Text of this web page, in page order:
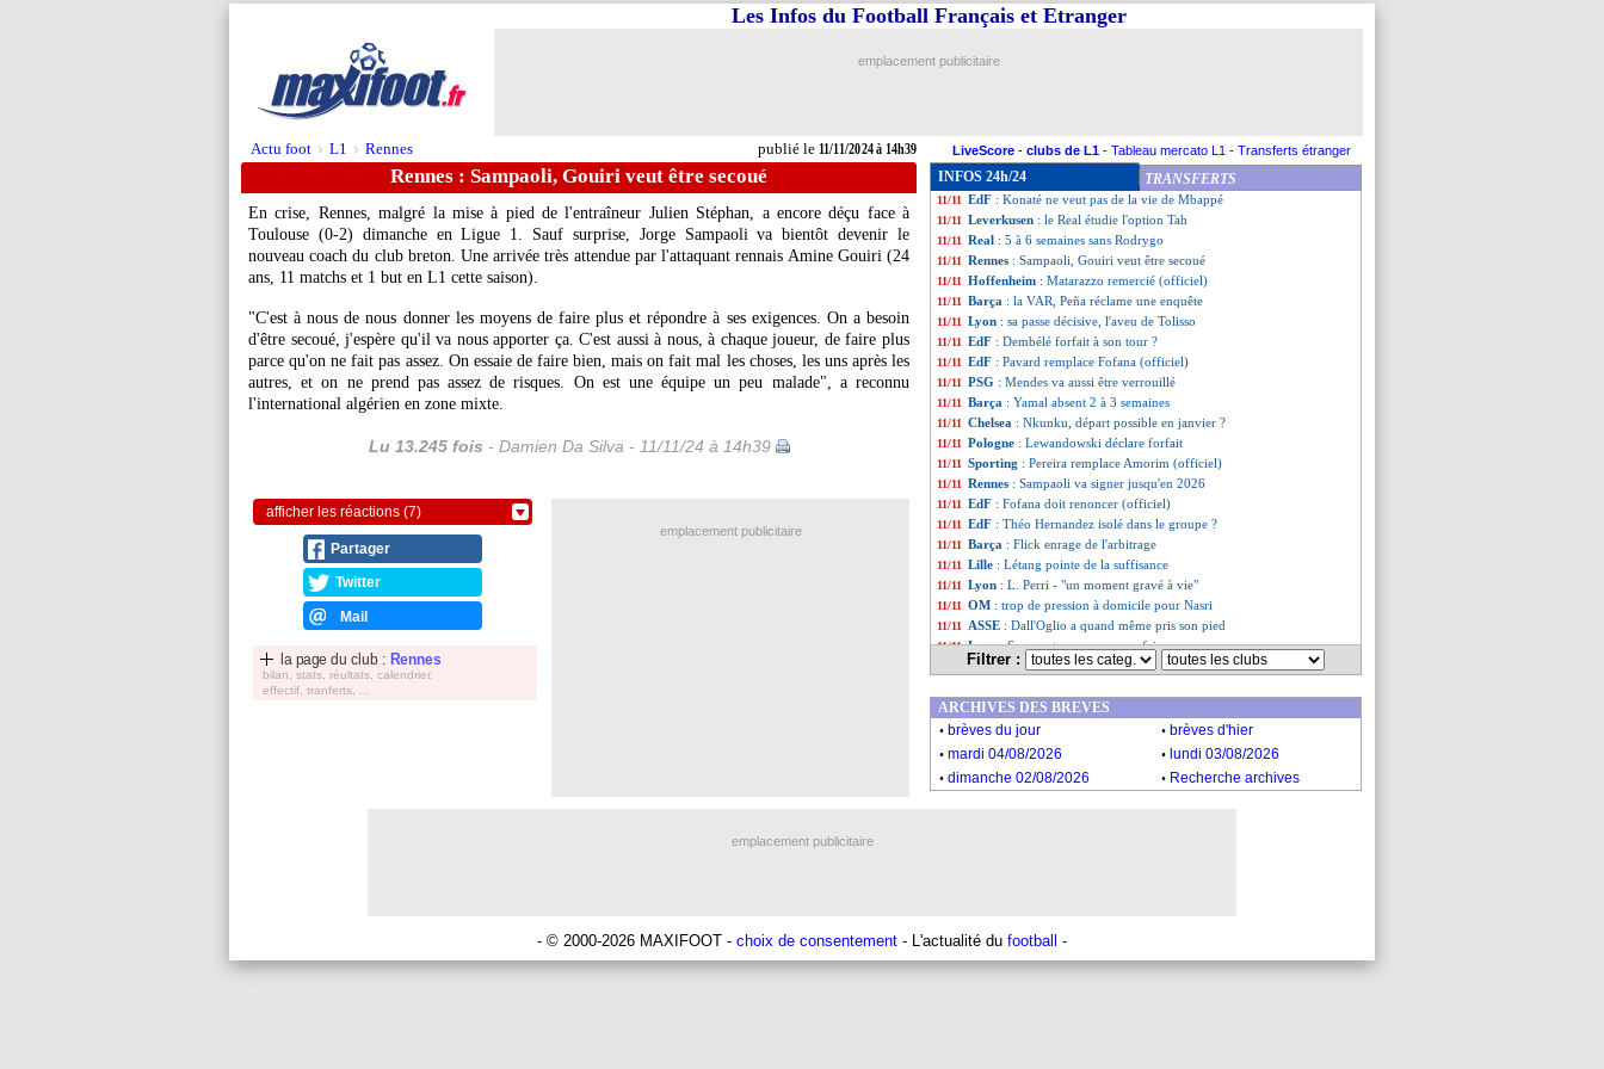
Actu foot > L1 > Rennes publié le 11/11/2024 à 14h39
Les Infos du Football Français et Etranger
emplacement publicitaire
LiveScore - clubs de L1 - Tableau mercato L1 - Transferts étranger
Rennes : Sampaoli, Gouiri veut être secoué
En crise, Rennes, malgré la mise à pied de l'entraîneur Julien Stéphan, a encore déçu face à
Toulouse (0-2) dimanche en Ligue 1. Sauf surprise, Jorge Sampaoli va bientôt devenir le
nouveau coach du club breton. Une arrivée très attendue par l'attaquant rennais Amine Gouiri(24
ans, 11 matchs et 1 but en L1 cette saison).
"C'est à nous de nous donner les moyens de faire plus et répondre à ses exigences. On a besoin
d'être secoué, j'espère qu'il va nous apporter ça. C'est aussi à nous, à chaque joueur, de faire plus
parce qu'on ne fait pas assez. On essaie de faire bien, mais on fait mal les choses, les uns après les
autres, et on ne prend pas assez de risques. On est une équipe un peu malade", a reconnu
l'international algérien en zone mixte.
Lu 13.245 fois - Damien Da Silva - 11/11/24 à 14h39
afficher les réactions (7)
Partager
Twitter
Mail
la page du club : Rennes
bilan, stats, réultats, calendrier,
effectif, tranferts, ...
INFOS 24h/24 TRANSFERTS
11/11 Man Utd: Van Nistelrooy non conservé
11/11 Arsenal
11/11 Rennes: Sampaoli arrive avec 3 adjoints
11/11 Man Utd: Van Nistelrooy va parler à Amorim
11/11 EdF : Konaté ne veut pas de la vie de Mbappé
11/11 Leverkusen : le Real étudie l'option Tah
11/11 Real : 5 à 6 semaines sans Rodrygo
11/11 Rennes : Sampaoli, Gouiri veut être secoué
11/11 Hoffenheim : Matarazzo remercié (officiel)
11/11 Barça : la VAR, Peña réclame une enquête
11/11 Lyon : sa passe décisive, l'aveu de Tolisso
11/11 EdF : Dembélé forfait à son tour ?
11/11 EdF : Pavard remplace Fofana (officiel)
11/11 PSG : Mendes va aussi être verrouillé
11/11 Barça : Yamal absent 2 à 3 semaines
11/11 Chelsea : Nkunku, départ possible en janvier ?
11/11 Pologne : Lewandowski déclare forfait
11/11 Sporting : Pereira remplace Amorim (officiel)
11/11 Rennes : Sampaoli va signer jusqu'en 2026
11/11 EdF : Fofana doit renoncer (officiel)
11/11 EdF : Théo Hernandez isolé dans le groupe ?
11/11 Barça : Flick enrage de l'arbitrage
11/11 Lille : Létang pointe de la suffisance
11/11 Lyon : L. Perri - "un moment gravé à vie"
11/11 OM : trop de pression à domicile pour Nasri
11/11 ASSE : Dall'Oglio a quand même pris son pied
11/11 Lyon: Sage reste un peu sur sa faim
Divers : Gomis a pris sa retraite (officiel)
... Liste des brèves du sam. 9 novembre 2024
Filtrer :
emplacement publicitaire
ARCHIVES DES BREVES
. brèves du jour . brèves d'hier
. mardi 04/08/2026 . lundi 03/08/2026
. dimanche 02/08/2026 . Recherche archives
emplacement publicitaire
- © 2000-2026 MAXIFOOT - choix de consentement - L'actualité du football -